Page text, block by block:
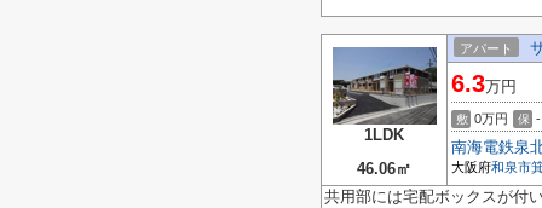
1LDK
46.06㎡
アパート
6.3万円
敷 0万円 保 -
南海電鉄泉
大阪府和泉市
共用部には宅配ボックスが付